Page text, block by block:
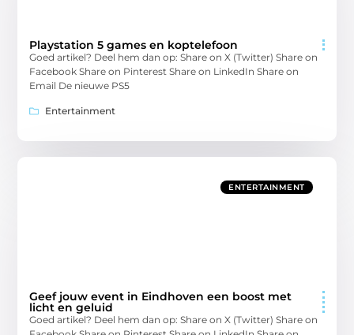
Playstation 5 games en koptelefoon
Goed artikel? Deel hem dan op: Share on X (Twitter) Share on
Facebook Share on Pinterest Share on LinkedIn Share on
Email De nieuwe PS5
Entertainment
ENTERTAINMENT
Geef jouw event in Eindhoven een boost met
licht en geluid
Goed artikel? Deel hem dan op: Share on X (Twitter) Share on